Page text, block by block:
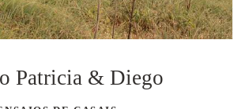
Patricia & Diego